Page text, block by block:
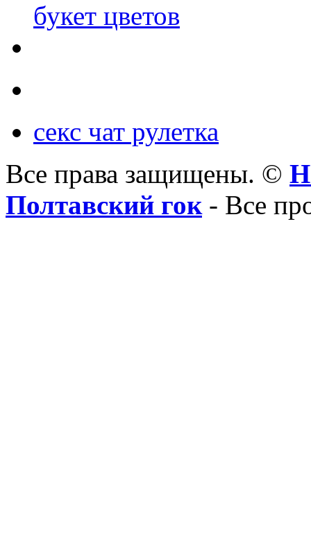
букет цветов
секс чат рулетка
Все права защищены. ©
Полтавский гок- Все